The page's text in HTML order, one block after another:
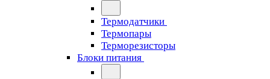
Термодатчики
Термопары
Терморезисторы
Блоки питания